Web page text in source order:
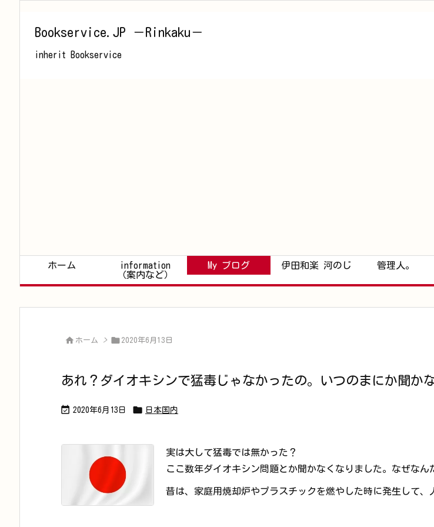
Bookservice.JP －Rinkaku－
inherit Bookservice
ホーム
information
（案内など）
My ブログ 伊田和楽 河のじ 管理人。
 ホーム >  2020年6月13日
あれ？ダイオキシンで猛毒じゃなかったの。いつのまにか聞か
 2020年6月13日  日本国内
実は大して猛毒では無かった？
ここ数年ダイオキシン問題とか聞かなくなりました。なぜなん
昔は、家庭用焼却炉やプラスチックを燃やした時に発生して